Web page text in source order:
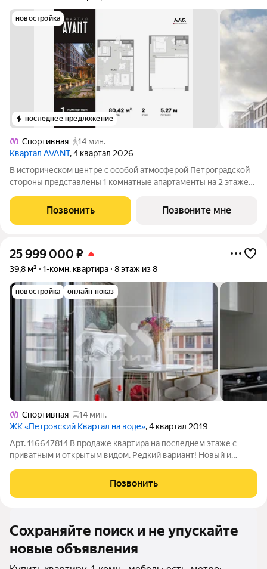
новостройка
последнее предложение
Спортивная
14 мин.
Квартал AVANT, 4 квартал 2026
В историческом центре с особой атмосферой Петроградской
стороны представлены 1 комнатные апартаменты на 2 этаже
представлены уникальные Life-work апартаменты с эстетикой
лофта. Окружение корпуса
Позвонить Позвоните мне
25 999 000 ₽
39,8 м² 1-комн. квартира 8 этаж из 8
новостройка онлайн показ
Спортивная
14 мин.
ЖК «Петровский Квартал на воде», 4 квартал 2019
Арт. 116647814 В продаже квартира на последнем этаже с
приватным и открытым видом. Редкий вариант! Новый и
не экономили. Можно заехать и сразу жить! Все остаётся.
Ремонт сдержанный и
Позвонить
Сохраняйте поиск и не упускайте
новые объявления